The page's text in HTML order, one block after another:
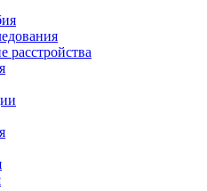
расстройства